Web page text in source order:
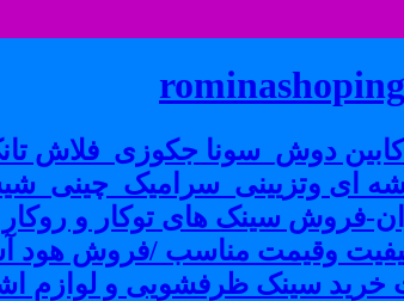
دوش_سونا جکوزی_فلاش
ای
سینک های توکار و روکار
وقیمت مناسب /فروش هود
سینک ظرفشویی و لوازم